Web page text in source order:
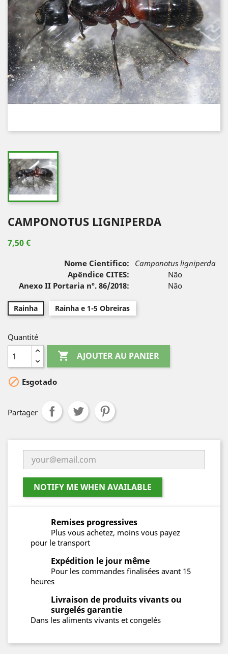
CAMPONOTUS LIGNIPERDA
7,50 €
Nome Cientifico:
Camponotus ligniperda
Apêndice CITES:
Não
Anexo II Portaria nº. 86/2018:
Não
Rainha Rainha e 1-5 Obreiras
Quantité
 AJOUTER AU PANIER
 Esgotado
Partager
NOTIFY ME WHEN AVAILABLE
Remises progressives
Plus vous achetez, moins vous payez
pour le transport
Expédition le jour même
Pour les commandes finalisées avant 15
heures
Livraison de produits vivants ou
surgelés garantie
Dans les aliments vivants et congelés